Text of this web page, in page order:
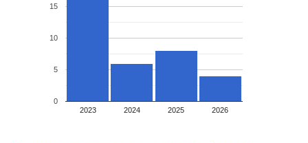
2023 2024 2025 2026
0
5
10
15